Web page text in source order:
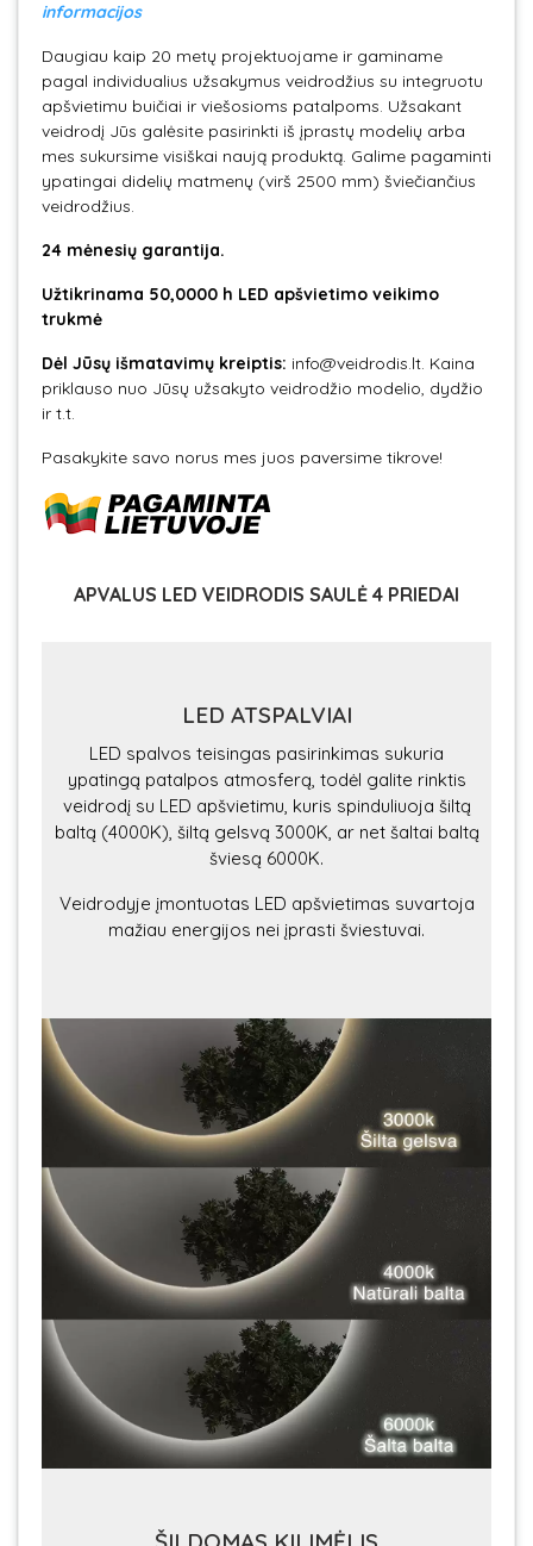
informacijos
Daugiau kaip 20 metų projektuojame ir gaminame
pagal individualius užsakymus veidrodžius su integruotu
apšvietimu buičiai ir viešosioms patalpoms. Užsakant
veidrodį Jūs galėsite pasirinkti iš įprastų modelių arba
mes sukursime visiškai naują produktą. Galime pagaminti
ypatingai didelių matmenų (virš 2500 mm) šviečiančius
veidrodžius.
24 mėnesių garantija.
Užtikrinama 50,0000 h LED apšvietimo veikimo
trukmė
Dėl Jūsų išmatavimų kreiptis: info@veidrodis.lt. Kaina
priklauso nuo Jūsų užsakyto veidrodžio modelio, dydžio
ir t.t.
Pasakykite savo norus mes juos paversime tikrove!
APVALUS LED VEIDRODIS SAULĖ 4 PRIEDAI
LED ATSPALVIAI
LED spalvos teisingas pasirinkimas sukuria
ypatingą patalpos atmosferą, todėl galite rinktis
veidrodį su LED apšvietimu, kuris spinduliuoja šiltą
baltą (4000K), šiltą gelsvą 3000K, ar net šaltai baltą
šviesą 6000K.
Veidrodyje įmontuotas LED apšvietimas suvartoja
mažiau energijos nei įprasti šviestuvai.